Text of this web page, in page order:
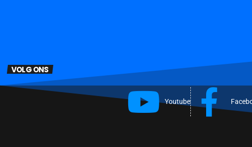
VOLG ONS
Youtube